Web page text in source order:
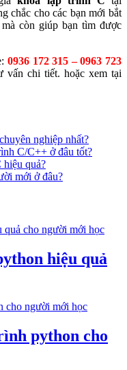
chắc cho các bạn mới bắt
còn giúp bạn tìm được
0936 172 315 – 0963 723
vấn chi tiết. hoặc xem tại
nghiệp nhất?
C/C++ ở đâu tốt?
hiệu quả?
mới ở đâu?
hiệu quả
python cho